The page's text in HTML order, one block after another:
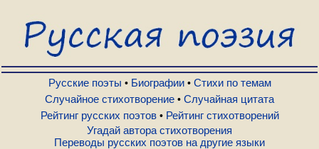
Русские поэты
Биографии
Стихи по темам
Русские поэты • Биографии• Стихи по темам
Случайное стихотворение • Случайная цитата
Рейтинг русских поэтов• Рейтинг стихотворений
Угадай автора стихотворения
Переводы русских поэтов на другие языки